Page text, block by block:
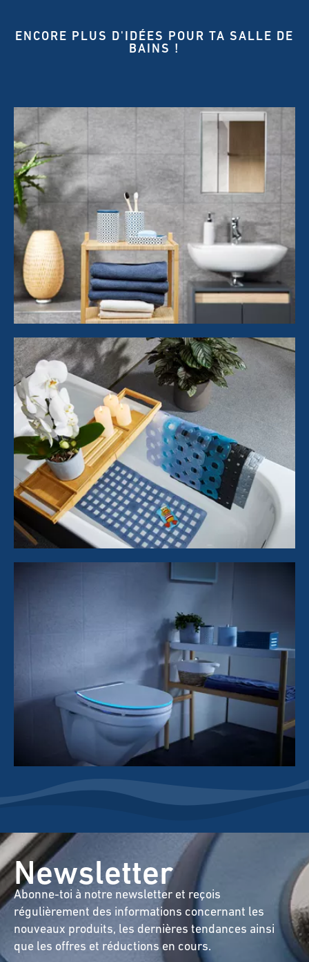
ENCORE PLUS D'IDÉES POUR TA SALLE DE
BAINS !
Newsletter
Abonne-toi à notre newsletter et reçois
régulièrement des informations concernant les
nouveaux produits, les dernières tendances ainsi
que les offres et réductions en cours.